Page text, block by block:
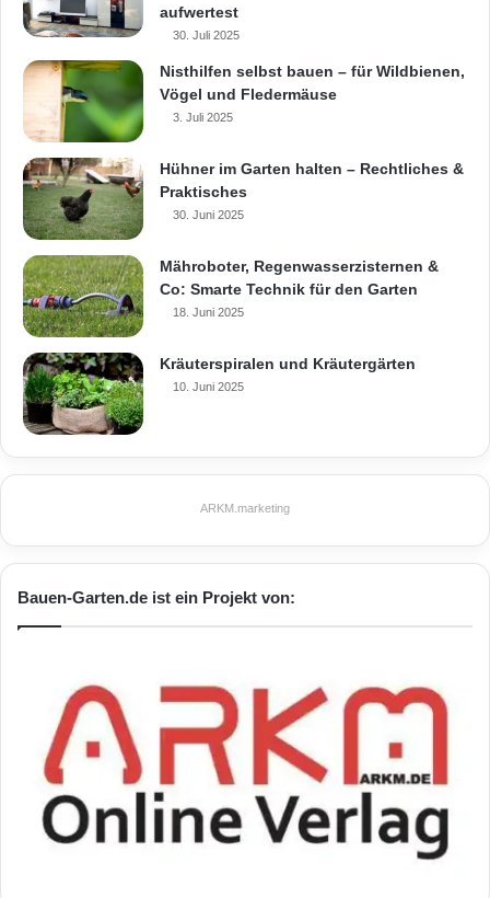
aufwertest
30. Juli 2025
Nisthilfen selbst bauen – für Wildbienen,
Vögel und Fledermäuse
3. Juli 2025
Hühner im Garten halten – Rechtliches &
Praktisches
30. Juni 2025
Mähroboter, Regenwasserzisternen &
Co: Smarte Technik für den Garten
18. Juni 2025
Kräuterspiralen und Kräutergärten
10. Juni 2025
ARKM.marketing
Bauen-Garten.de ist ein Projekt von: